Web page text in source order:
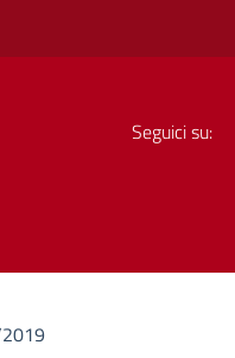
Seguici su: